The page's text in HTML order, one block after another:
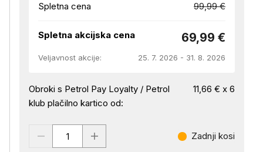
Spletna cena 99,99 €
Spletna akcijska cena 69,99 €
Veljavnost akcije: 25. 7. 2026 - 31. 8. 2026
Obroki s Petrol Pay Loyalty / Petrol
klub plačilno kartico od:
11,66 € x 6
Zadnji kosi